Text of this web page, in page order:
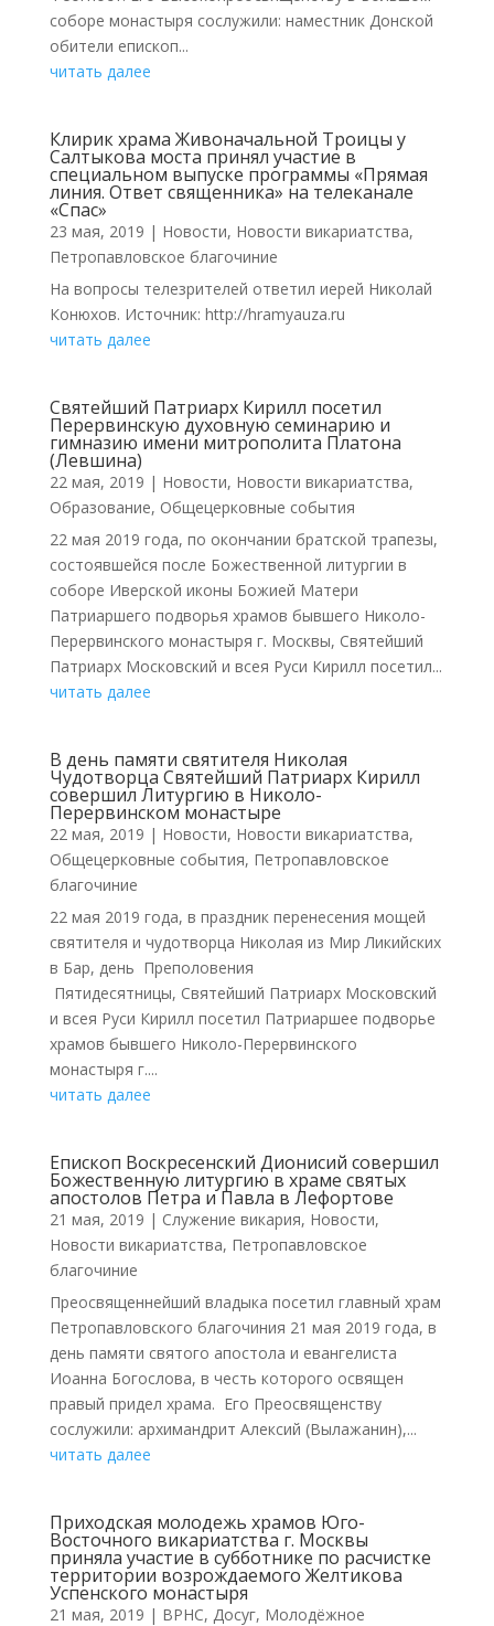
соборе монастыря сослужили: наместник Донской
обители епископ...
читать далее
Клирик храма Живоначальной Троицы у
Салтыкова моста принял участие в
специальном выпуске программы «Прямая
линия. Ответ священника» на телеканале
«Спас»
23 мая, 2019 | Новости, Новости викариатства,
Петропавловское благочиние
На вопросы телезрителей ответил иерей Николай
Конюхов. Источник: http://hramyauza.ru
читать далее
Святейший Патриарх Кирилл посетил
Перервинскую духовную семинарию и
гимназию имени митрополита Платона
(Левшина)
22 мая, 2019 | Новости, Новости викариатства,
Образование, Общецерковные события
22 мая 2019 года, по окончании братской трапезы,
состоявшейся после Божественной литургии в
соборе Иверской иконы Божией Матери
Патриаршего подворья храмов бывшего Николо-
Перервинского монастыря г. Москвы, Святейший
Патриарх Московский и всея Руси Кирилл посетил...
читать далее
В день памяти святителя Николая
Чудотворца Святейший Патриарх Кирилл
совершил Литургию в Николо-
Перервинском монастыре
22 мая, 2019 | Новости, Новости викариатства,
Общецерковные события, Петропавловское
благочиние
22 мая 2019 года, в праздник перенесения мощей
святителя и чудотворца Николая из Мир Ликийских
в Бар, день Преполовения
Пятидесятницы, Святейший Патриарх Московский
и всея Руси Кирилл посетил Патриаршее подворье
храмов бывшего Николо-Перервинского
монастыря г....
читать далее
Епископ Воскресенский Дионисий совершил
Божественную литургию в храме святых
апостолов Петра и Павла в Лефортове
21 мая, 2019 | Cлужение викария, Новости,
Новости викариатства, Петропавловское
благочиние
Преосвященнейший владыка посетил главный храм
Петропавловского благочиния 21 мая 2019 года, в
день памяти святого апостола и евангелиста
Иоанна Богослова, в честь которого освящен
правый придел храма. Его Преосвященству
сослужили: архимандрит Алексий (Вылажанин),...
читать далее
Приходская молодежь храмов Юго-
Восточного викариатства г. Москвы
приняла участие в субботнике по расчистке
территории возрождаемого Желтикова
Успенского монастыря
21 мая, 2019 | ВРНС, Досуг, Молодёжное